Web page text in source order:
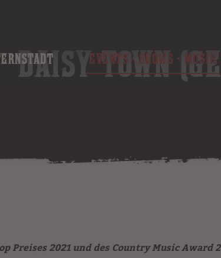
EVENTS · SHOWS · MUSIK
DAISY TOWN
Preises 2021 und des Country Music Award